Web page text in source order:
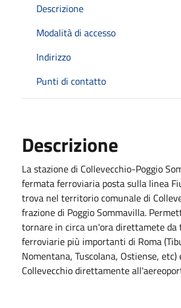
Descrizione
Modalità di accesso
Indirizzo
Punti di contatto
Descrizione
La stazione di Collevecchio-Poggio
fermata ferroviaria posta sulla linea
trova nel territorio comunale di
frazione di Poggio Sommavilla.
tornare in circa un'ora direttamete
ferroviarie più importanti di Roma
Nomentana, Tuscolana, Ostiense, etc)
Collevecchio direttamente